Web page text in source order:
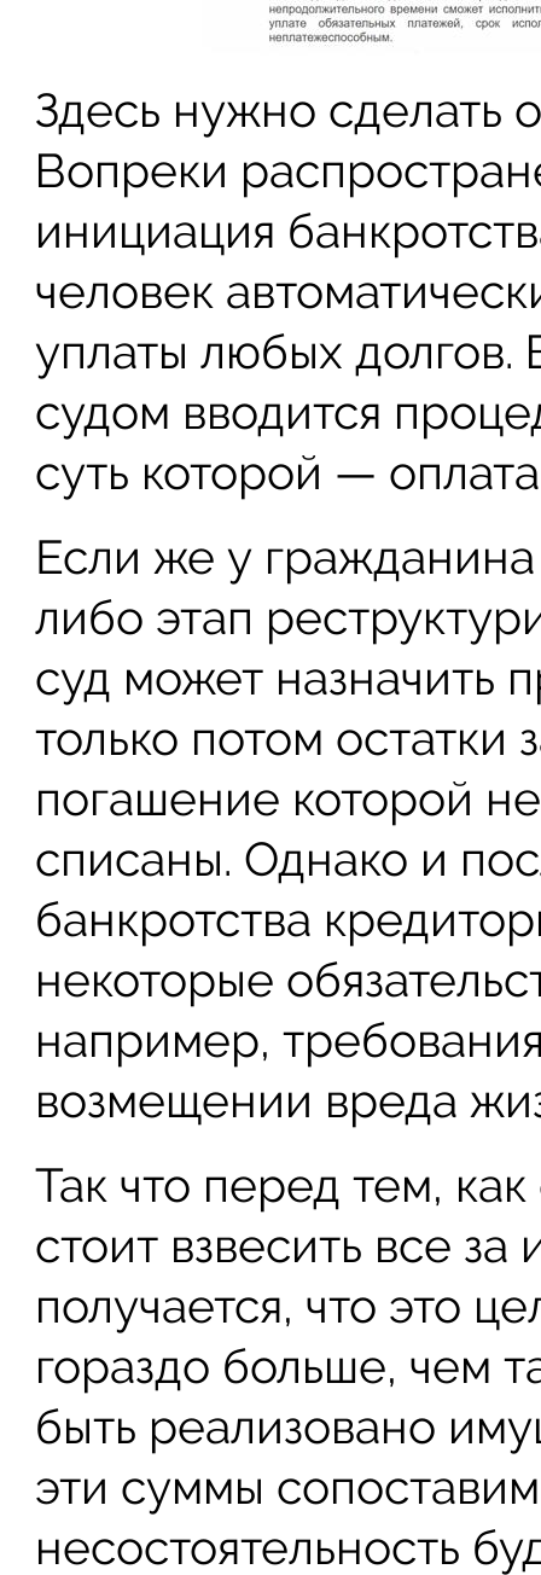
Здесь нужно сделать
Вопреки
инициация
человек
уплаты любых долгов.
судом вводится
суть которой —
Если же у гражданина
либо этап
суд может назначить
только потом​ остатки
погашение которой
списаны. Однако и
банкротства
некоторые
например,
возмещении вреда
Так что перед тем,
стоит взвесить все
получается, что это
гораздо больше, чем
быть реализовано
эти суммы
несостоятельность